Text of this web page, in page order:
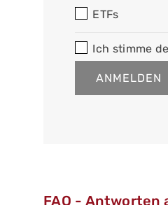
ETFs
Ich stimme
FAQ - Antworten